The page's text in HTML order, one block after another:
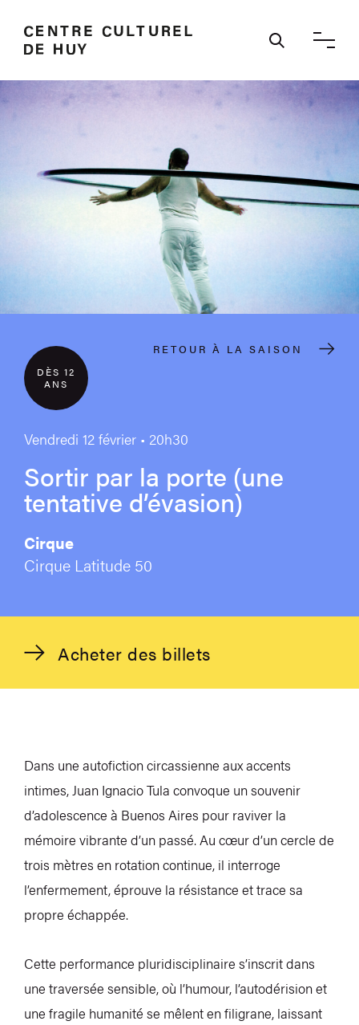
Ouvrir /
RETOUR À LA SAISON
DÈS 12
ANS
Vendredi 12 février • 20h30
Sortir par la porte (une
tentative d’évasion)
Cirque
Cirque Latitude 50
Acheter des billets
Dans une autofiction circassienne aux accents
intimes, Juan Ignacio Tula convoque un souvenir
d’adolescence à Buenos Aires pour raviver la
mémoire vibrante d’un passé. Au cœur d’un cercle de
trois mètres en rotation continue, il interroge
l’enfermement, éprouve la résistance et trace sa
propre échappée.
Cette performance pluridisciplinaire s’inscrit dans
une traversée sensible, où l’humour, l’autodérision et
une fragile humanité se mêlent en filigrane, laissant